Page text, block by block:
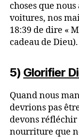
choses que
voitures, nos
18:39 de dire «
cadeau de Dieu).
5) Glorifier
Quand nous
devrions pas
devons
nourriture que